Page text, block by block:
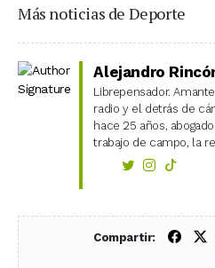
Más noticias de Deporte
Alejandro
Librepensador.
radio y el detrás de
hace 25 años,
trabajo de campo, la
Compartir: